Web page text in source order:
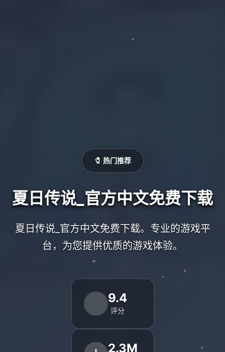
🧷 热门推荐
夏日传说_官方中文免费下载
夏日传说_官方中文免费下载。专业的游戏平
台，为您提供优质的游戏体验。
9.4
评分
2.3M